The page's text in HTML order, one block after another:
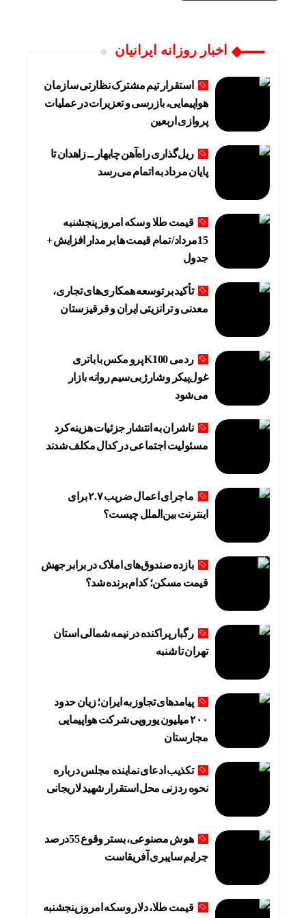
اخبار روزانه ایرانیان
استقرار تیم مشترک نظارتی سازمان
هواپیمایی، بازرسی و تعزیرات در عملیات
پروازی اربعین
ریل‌گذاری راه‌آهن چابهار ــ زاهدان تا
پایان مرداد به اتمام می‌رسد
قیمت طلا و سکه امروز پنجشنبه
15مرداد/ تمام قیمت ها بر مدار افزایش +
جدول
تأکید بر توسعه همکاری‌های تجاری،
معدنی و ترانزیتی ایران و قرقیزستان
ردمی K100 پرو مکس با باتری
غول‌پیکر و شارژ بی‌سیم روانه بازار
می‌شود
ناشران به انتشار جزئیات هزینه‌کرد
مسئولیت اجتماعی در کدال مکلف شدند
ماجرای اعمال ضریب ۲.۷ برای
اینترنت بین‌الملل چیست؟
بازده صندوق‌های املاک در برابر جهش
قیمت مسکن؛ کدام برنده شد؟
رگبار پراکنده در نیمه شمالی استان
تهران تا شنبه
پیامدهای تجاوز به ایران؛ زیان حدود
۲۰۰ میلیون یورویی شرکت هواپیمایی
مجارستان
تکذیب ادعای نماینده مجلس درباره
نحوه ردزنی محل استقرار شهید لاریجانی
هوش مصنوعی، بستر وقوع 55درصد
جرایم سایبری آفریقاست
قیمت طلا، دلار و سکه امروز پنجشنبه